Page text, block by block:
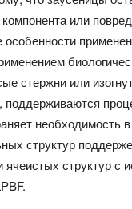
или
особенности
стержни или
поддерживаются
необходимость
структур
ячеистых структур с